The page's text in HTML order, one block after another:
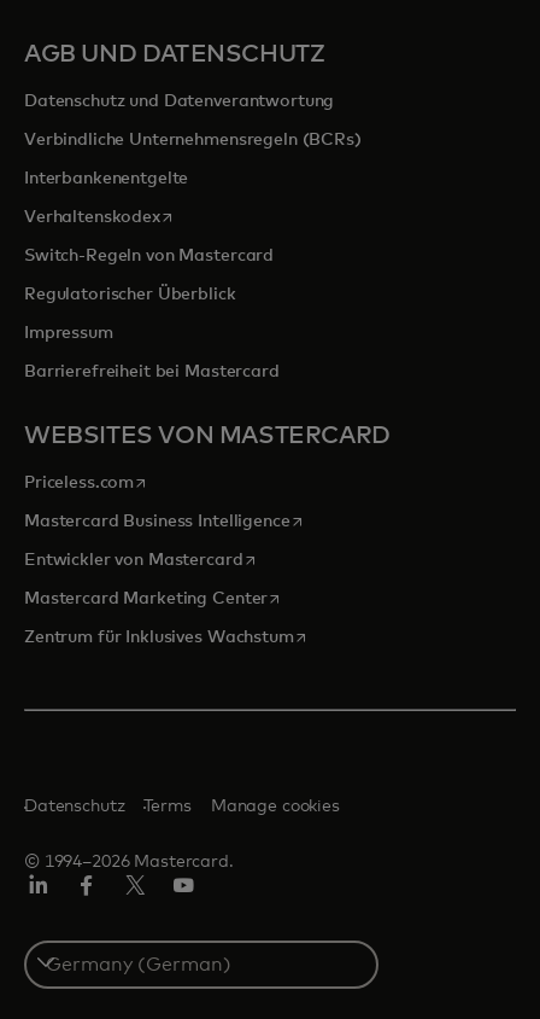
AGB UND DATENSCHUTZ
Datenschutz und Datenverantwortung
Verbindliche Unternehmensregeln (BCRs)
Interbankenentgelte
Verhaltenskodexwird in einer neuen Registerkarte geöffnet
Switch-Regeln von Mastercard
Regulatorischer Überblick
Impressum
Barrierefreiheit bei Mastercard
WEBSITES VON MASTERCARD
Priceless.com wird in einer neuen Registerkarte geöffnet
Mastercard Business Intelligencewird in einer neuen
Entwickler von Mastercardwird in einer neuen Registerkarte
Mastercard Marketing Centerwird in einer neuen
Zentrum für Inklusives Wachstumwird in einer neuen
© 1994–2026 Mastercard.
Datenschutz Terms Manage cookies
Select
a
country